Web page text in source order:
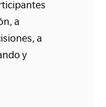
a
a
y